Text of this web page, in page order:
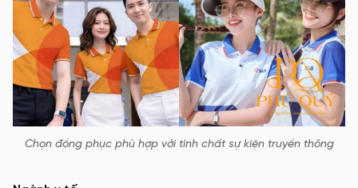
Chọn đồng phục phù hợp với tính chất sự kiện truyền thông